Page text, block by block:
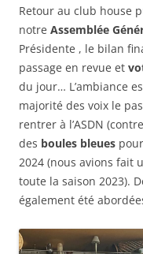
Retour au club house
notre Assemblée
Présidente , le bilan
passage en revue et
du jour… L’ambiance
majorité des voix le
rentrer à l’ASDN
des boules bleues
2024 (nous avions fait
toute la saison 2023).
également été